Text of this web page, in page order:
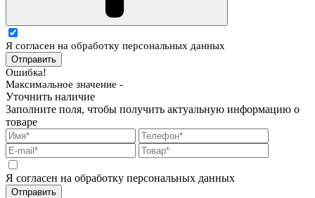
Я согласен на обработку персональных данных
Отправить
Ошибка!
Максимальное значение -
Уточнить наличие
Заполните поля, чтобы получить актуальную информацию о
товаре
Я согласен на обработку персональных данных
Отправить